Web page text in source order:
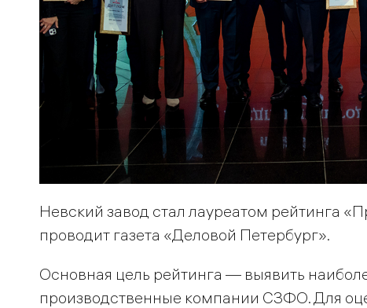
Невский завод стал лауреатом рейтинга
проводит газета «Деловой Петербург».
Основная цель рейтинга — выявить
производственные компании СЗФО. Для